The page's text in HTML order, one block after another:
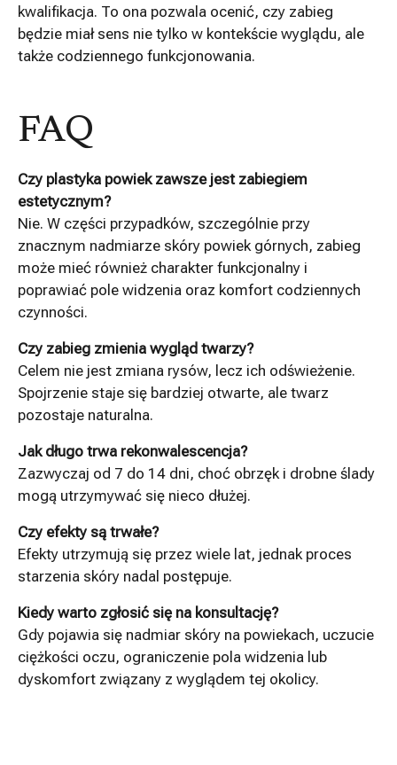
kwalifikacja. To ona pozwala ocenić, czy zabieg
będzie miał sens nie tylko w kontekście wyglądu, ale
także codziennego funkcjonowania.
FAQ
Czy plastyka powiek zawsze jest zabiegiem
estetycznym?
Nie. W części przypadków, szczególnie przy
znacznym nadmiarze skóry powiek górnych, zabieg
może mieć również charakter funkcjonalny i
poprawiać pole widzenia oraz komfort codziennych
czynności.
Czy zabieg zmienia wygląd twarzy?
Celem nie jest zmiana rysów, lecz ich odświeżenie.
Spojrzenie staje się bardziej otwarte, ale twarz
pozostaje naturalna.
Jak długo trwa rekonwalescencja?
Zazwyczaj od 7 do 14 dni, choć obrzęk i drobne ślady
mogą utrzymywać się nieco dłużej.
Czy efekty są trwałe?
Efekty utrzymują się przez wiele lat, jednak proces
starzenia skóry nadal postępuje.
Kiedy warto zgłosić się na konsultację?
Gdy pojawia się nadmiar skóry na powiekach, uczucie
ciężkości oczu, ograniczenie pola widzenia lub
dyskomfort związany z wyglądem tej okolicy.